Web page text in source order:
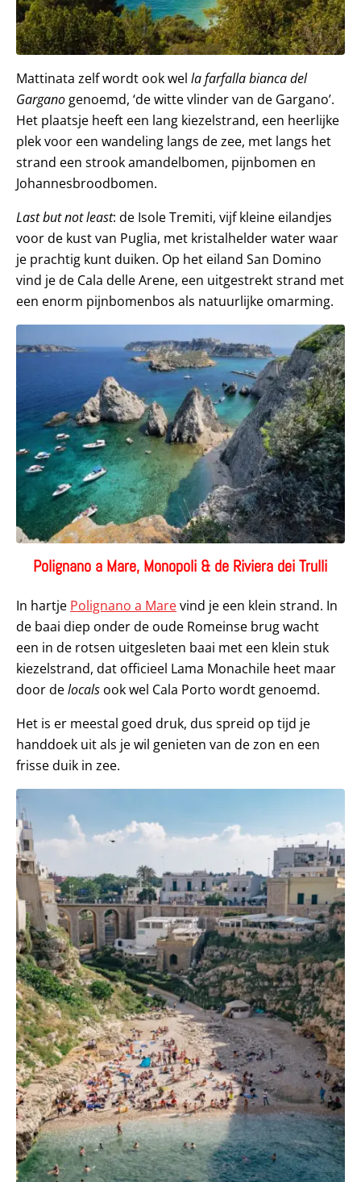
Mattinata zelf wordt ook wel la farfalla bianca del
Gargano genoemd, ‘de witte vlinder van de Gargano’.
Het plaatsje heeft een lang kiezelstrand, een heerlijke
plek voor een wandeling langs de zee, met langs het
strand een strook amandelbomen, pijnbomen en
Johannesbroodbomen.
Last but not least: de Isole Tremiti, vijf kleine eilandjes
voor de kust van Puglia, met kristalhelder water waar
je prachtig kunt duiken. Op het eiland San Domino
vind je de Cala delle Arene, een uitgestrekt strand met
een enorm pijnbomenbos als natuurlijke omarming.
Polignano a Mare, Monopoli & de Riviera dei Trulli
In hartje Polignano a Marevind je een klein strand. In
de baai diep onder de oude Romeinse brug wacht
een in de rotsen uitgesleten baai met een klein stuk
kiezelstrand, dat officieel Lama Monachile heet maar
door delocals ook wel Cala Porto wordt genoemd.
Het is er meestal goed druk, dus spreid op tijd je
handdoek uit als je wil genieten van de zon en een
frisse duik in zee.